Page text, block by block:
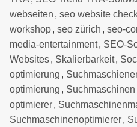
webseiten , seo website
workshop, seo zürich , seo-
media-entertainment, SEO-
Websites, Skalierbarkeit,
optimierung ,
optimierung ,
optimierer,
Suchmaschinenoptimierer,